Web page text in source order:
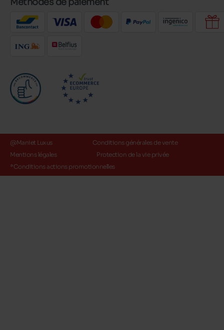
@Maniet Luxus
Conditions générales de vente
Mentions légales
Protection de la vie privée
*Conditions actions promotionnelles